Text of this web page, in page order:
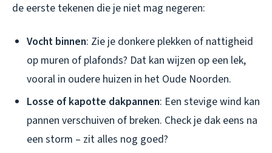
de eerste tekenen die je niet mag negeren:
Vocht binnen: Zie je donkere plekken of nattigheid
op muren of plafonds? Dat kan wijzen op een lek,
vooral in oudere huizen in het Oude Noorden.
Losse of kapotte dakpannen: Een stevige wind kan
pannen verschuiven of breken. Check je dak eens na
een storm – zit alles nog goed?